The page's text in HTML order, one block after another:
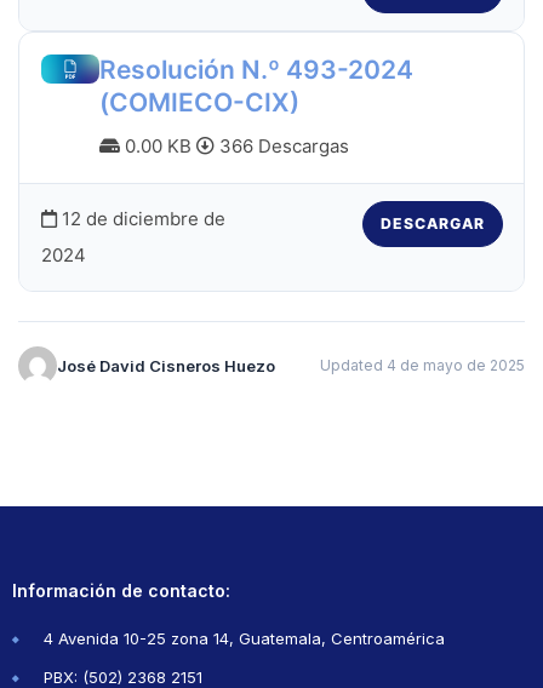
Resolución N.º 493-2024
(COMIECO-CIX)
0.00 KB 366 Descargas
12 de diciembre de
2024
DESCARGAR
José David Cisneros Huezo Updated 4 de mayo de 2025
Información de contacto:
4 Avenida 10-25 zona 14, Guatemala, Centroamérica
PBX: (502) 2368 2151